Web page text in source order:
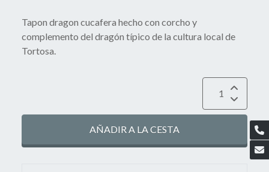
Tapon dragon cucafera hecho con corcho y
complemento del dragón típico de la cultura local de
Tortosa.
AÑADIR A LA CESTA